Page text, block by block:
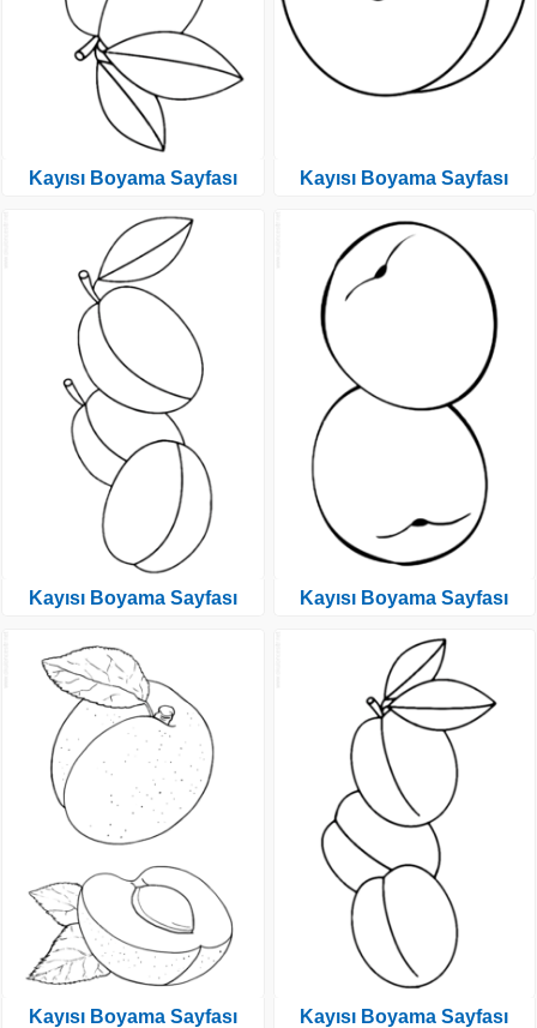
Kayısı Boyama Sayfası
Kayısı Boyama Sayfası
Kayısı Boyama Sayfası
Kayısı Boyama Sayfası
Kayısı Boyama Sayfası
Kayısı Boyama Sayfası